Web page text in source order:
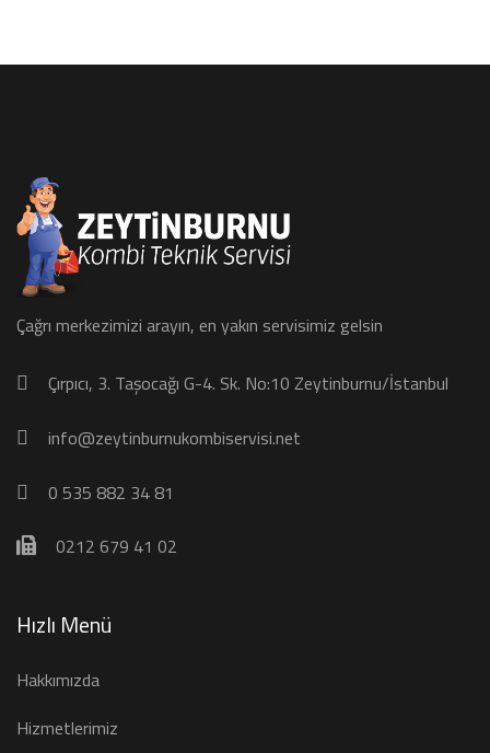
Çağrı merkezimizi arayın, en yakın servisimiz gelsin
Çırpıcı, 3. Taşocağı G-4. Sk. No:10 Zeytinburnu/İstanbul
info@zeytinburnukombiservisi.net
0 535 882 34 81
0212 679 41 02
Hızlı Menü
Hakkımızda
Hizmetlerimiz